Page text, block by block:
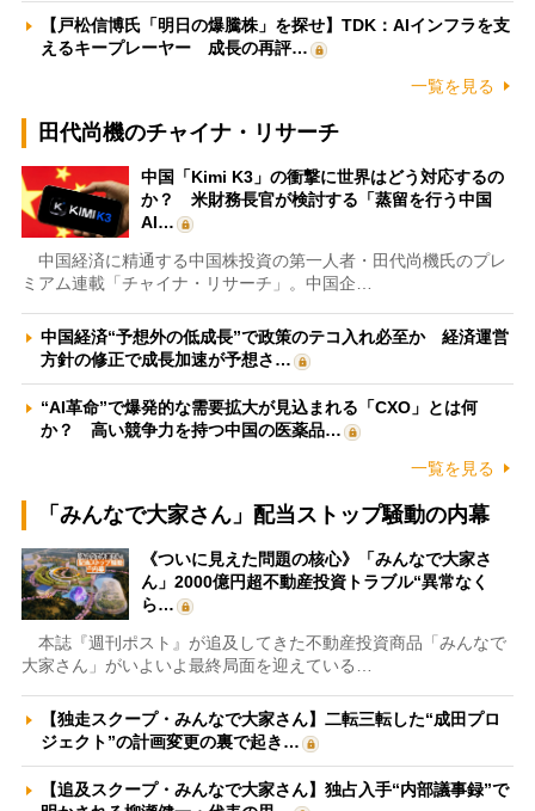
【戸松信博氏「明日の爆騰株」を探せ】TDK：AIインフラを支
えるキープレーヤー 成長の再評…
一覧を見る
田代尚機のチャイナ・リサーチ
中国「Kimi K3」の衝撃に世界はどう対応するの
か？ 米財務長官が検討する「蒸留を行う中国
AI…
中国経済に精通する中国株投資の第一人者・田代尚機氏のプレ
ミアム連載「チャイナ・リサーチ」。中国企…
中国経済“予想外の低成長”で政策のテコ入れ必至か 経済運営
方針の修正で成長加速が予想さ…
“AI革命”で爆発的な需要拡大が見込まれる「CXO」とは何
か？ 高い競争力を持つ中国の医薬品…
一覧を見る
「みんなで大家さん」配当ストップ騒動の内幕
《ついに見えた問題の核心》「みんなで大家さ
ん」2000億円超不動産投資トラブル“異常なく
ら…
本誌『週刊ポスト』が追及してきた不動産投資商品「みんなで
大家さん」がいよいよ最終局面を迎えている…
【独走スクープ・みんなで大家さん】二転三転した“成田プロ
ジェクト”の計画変更の裏で起き…
【追及スクープ・みんなで大家さん】独占入手“内部議事録”で